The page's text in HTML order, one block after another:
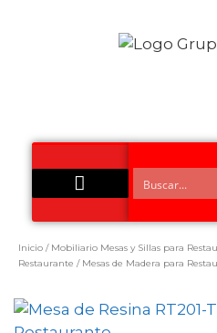
Inicio / Mobiliario Mesas y Sillas para
Restaurante / Mesas de Madera para